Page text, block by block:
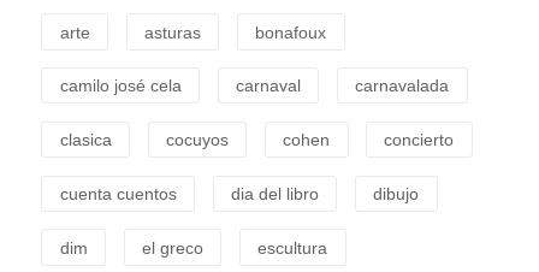
arte asturas bonafoux
camilo josé cela carnaval carnavalada
clasica cocuyos cohen concierto
cuenta cuentos dia del libro dibujo
dim el greco escultura